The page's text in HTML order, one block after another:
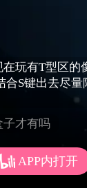
在玩有T型区的
合S键出去尽量
子才有吗
APP内打开